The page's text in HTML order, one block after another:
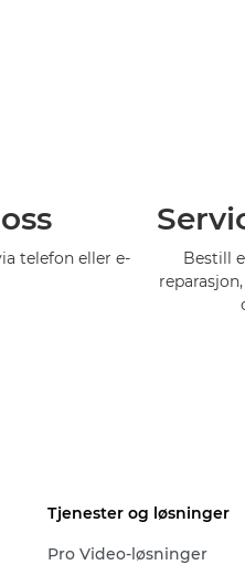
telefon eller e-
Bestill
Tjenester og løsninger
Pro Video-løsninger